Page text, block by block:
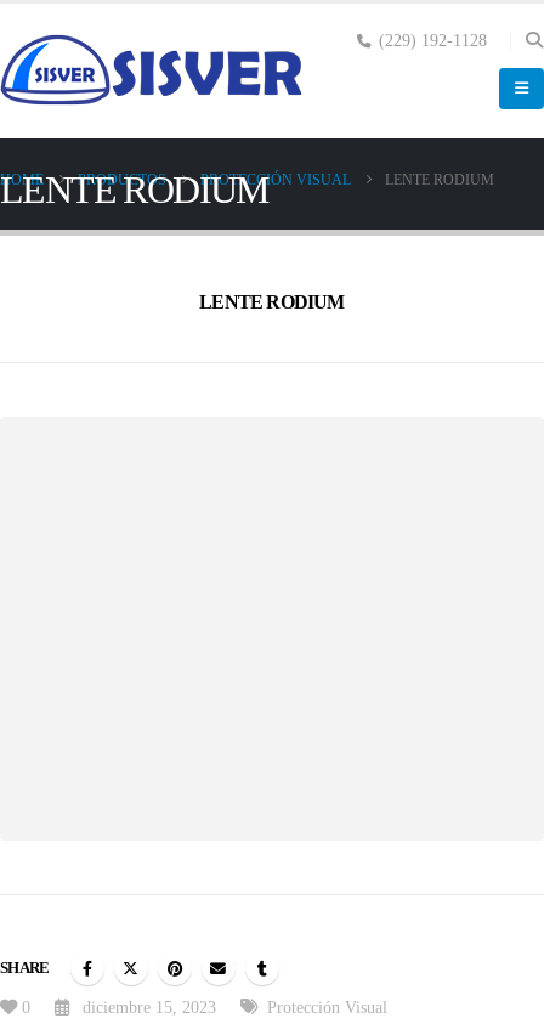
(229) 192-1128
HOME PRODUCTOS PROTECCIÓN VISUAL LENTE RODIUM
LENTE RODIUM
LENTE RODIUM
SHARE
0 diciembre 15, 2023 Protección Visual